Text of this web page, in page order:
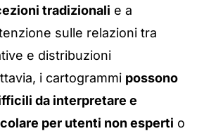
tradizionali e a
sulle relazioni tra
e distribuzioni
i cartogrammi possono
da interpretare e
per utenti non esperti o